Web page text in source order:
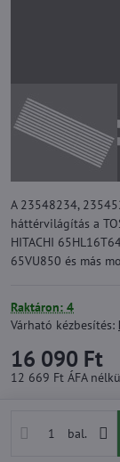
A 23548234,
háttérvilágítás a
HITACHI
65VU850 és más
Raktáron: 4
Várható kézbesítés:
16 090 Ft
12 669 Ft ÁFA
bal.